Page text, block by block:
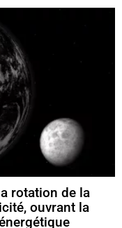
rotation de la
ouvrant la